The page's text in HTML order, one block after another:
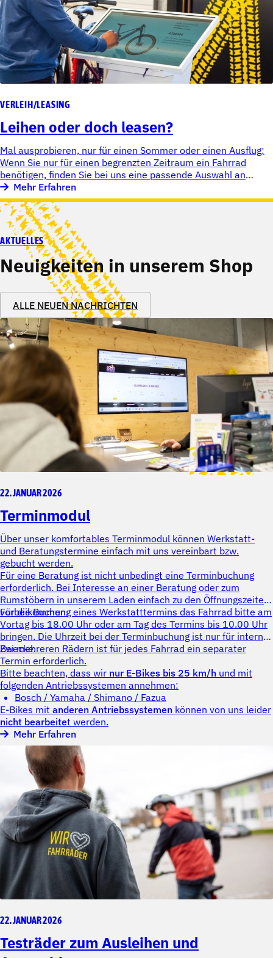
VERLEIH/LEASING
Leihen oder doch leasen?
Mal ausprobieren, nur für einen Sommer oder einen Ausflug:
Wenn Sie nur für einen begrenzten Zeitraum ein Fahrrad
benötigen, finden Sie bei uns eine passende Auswahl an
Leihrädern, die zu Ihnen und Ihren Plänen passen.
Mehr Erfahren
AKTUELLES
Neuigkeiten in unserem Shop
ALLE NEUEN NACHRICHTEN
22. JANUAR 2026
Terminmodul
Über unser komfortables Terminmodul können Werkstatt-
und Beratungstermine einfach mit uns vereinbart bzw.
gebucht werden.
Für eine Beratung ist nicht unbedingt eine Terminbuchung
erforderlich. Bei Interesse an einer Beratung oder zum
Rumstöbern in unserem Laden einfach zu den Öffnungszeiten
vorbeikommen.
Für die Buchung eines Werkstatttermins das Fahrrad bitte am
Vortag bis 18.00 Uhr oder am Tag des Termins bis 10.00 Uhr
bringen. Die Uhrzeit bei der Terminbuchung ist nur für interne
Zwecke.
Bei mehreren Rädern ist für jedes Fahrrad ein separater
Termin erforderlich.
Bitte beachten, dass wir nur E-Bikes bis 25 km/h und mit
folgenden Antriebssystemen annehmen:
Bosch / Yamaha / Shimano / Fazua
E-Bikes mit anderen Antriebssystemen können von uns leider
nicht bearbeitet werden.
Mehr Erfahren
22. JANUAR 2026
Testräder zum Ausleihen und